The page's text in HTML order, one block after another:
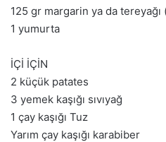
125 gr margarin ya da tereyağı
1 yumurta
İÇİ İÇİN
2 küçük patates
3 yemek kaşığı sıvıyağ
1 çay kaşığı Tuz
Yarım çay kaşığı karabiber